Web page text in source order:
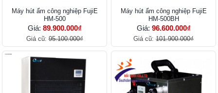
Máy hút ẩm công nghiệp FujiE
HM-500
Giá: 89.900.000₫
Giá cũ:95.100.000₫
Máy hút ẩm công nghiệp FujiE
HM-500BH
Giá: 96.600.000₫
Giá cũ: 101.900.000₫